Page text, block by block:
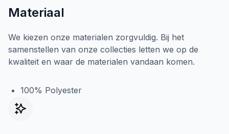
Materiaal
We kiezen onze materialen zorgvuldig. Bij het
samenstellen van onze collecties letten we op de
kwaliteit en waar de materialen vandaan komen.
100% Polyester